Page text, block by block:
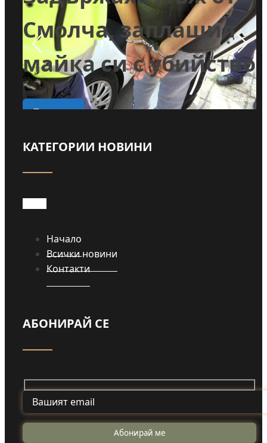
Смолча, заплашил
майка си с убийство
Прочети
КАТЕГОРИИ НОВИНИ
Начало
Всички новини
Контакти
АБОНИРАЙ СЕ